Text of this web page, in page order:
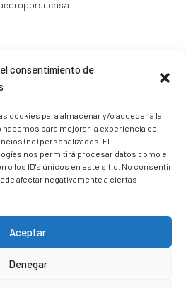
consentimiento de
cookies para almacenar y/o acceder a la
para mejorar la experiencia de
(no) personalizados. El
nos permitirá procesar datos como el
o los ID's únicos en este sitio. No consentir
afectar negativamente a ciertas
Aceptar
Denegar
| RRSS
Mi tienda de productos ECO
Alquila tu Autocaravana en
Mi blog de viajes